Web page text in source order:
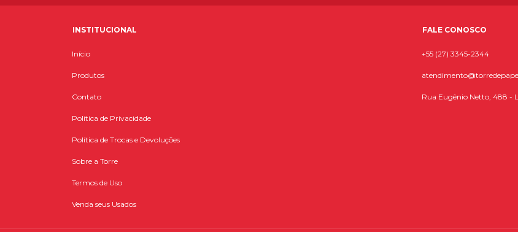
INSTITUCIONAL
Início
Produtos
Contato
Política de Privacidade
Política de Trocas e Devoluções
Sobre a Torre
Termos de Uso
Venda seus Usados
FALE CONOSCO
+55 (27) 3345-2344
Rua Eugênio Netto, 488 -